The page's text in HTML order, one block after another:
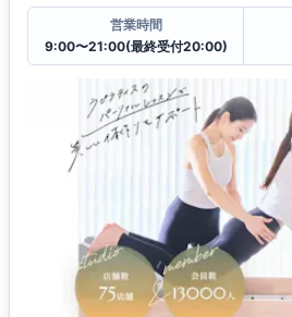
営業時間
9:00〜21:00(最終受付20:00)